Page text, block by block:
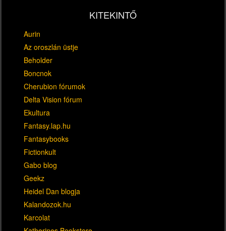
KITEKINTŐ
Aurin
Az oroszlán üstje
Beholder
Boncnok
Cherubion fórumok
Delta Vision fórum
Ekultura
Fantasy.lap.hu
Fantasybooks
Fictionkult
Gabo blog
Geekz
Heidel Dan blogja
Kalandozok.hu
Karcolat